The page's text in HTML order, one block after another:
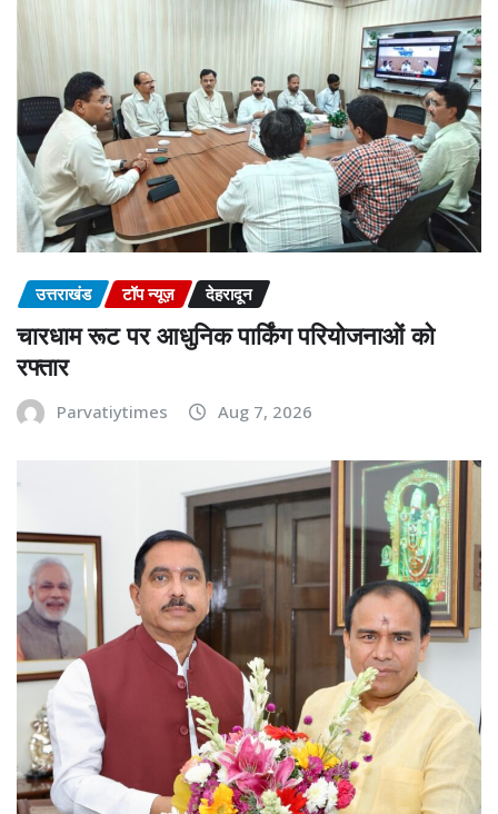
उत्तराखंड टॉप न्यूज़ देहरादून
चारधाम रूट पर आधुनिक पार्किंग परियोजनाओं को
रफ्तार
Parvatiytimes Aug 7, 2026